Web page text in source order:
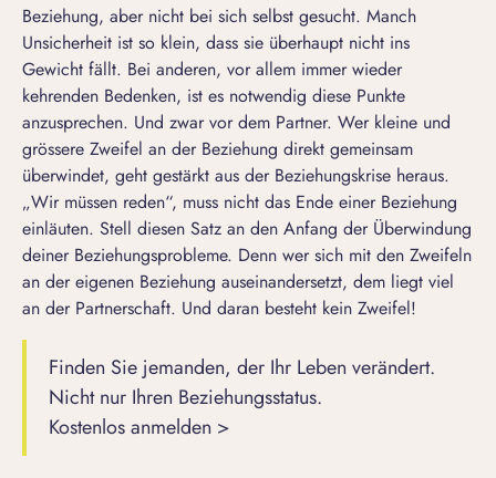
Beziehung, aber nicht bei sich selbst gesucht. Manch
Unsicherheit ist so klein, dass sie überhaupt nicht ins
Gewicht fällt. Bei anderen, vor allem immer wieder
kehrenden Bedenken, ist es notwendig diese Punkte
anzusprechen. Und zwar vor dem Partner. Wer kleine und
grössere Zweifel an der Beziehung direkt gemeinsam
überwindet, geht gestärkt aus der Beziehungskrise heraus.
„Wir müssen reden“, muss nicht das Ende einer Beziehung
einläuten. Stell diesen Satz an den Anfang der Überwindung
deiner Beziehungsprobleme. Denn wer sich mit den Zweifeln
an der eigenen Beziehung auseinandersetzt, dem liegt viel
an der Partnerschaft. Und daran besteht kein Zweifel!
Finden Sie jemanden, der Ihr Leben verändert.
Nicht nur Ihren Beziehungsstatus.
Kostenlos anmelden >